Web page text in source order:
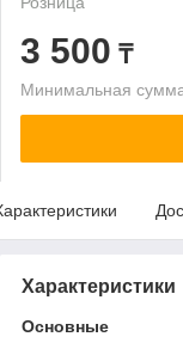
3 500 ₸
Минимальная
Характеристики
Основные